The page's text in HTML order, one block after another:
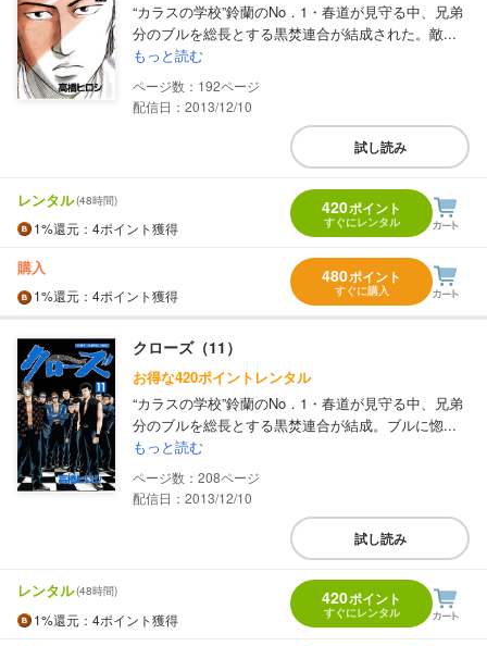
“カラスの学校”鈴蘭のNo．1・春道が見守る中、兄弟
分のブルを総長とする黒焚連合が結成された。敵...
もっと読む
192
配信日：2013/12/10
試し読み
レンタル(48時間)
1%還元 ：4ポイント獲得
420ポイント
すぐにレンタル
購入
1%還元 ：4ポイント獲得
480ポイント
すぐに購入
クローズ（11）
お得な420ポイントレンタル
“カラスの学校”鈴蘭のNo．1・春道が見守る中、兄弟
分のブルを総長とする黒焚連合が結成。ブルに惚...
もっと読む
208
配信日：2013/12/10
試し読み
レンタル(48時間)
1%還元 ：4ポイント獲得
420ポイント
すぐにレンタル